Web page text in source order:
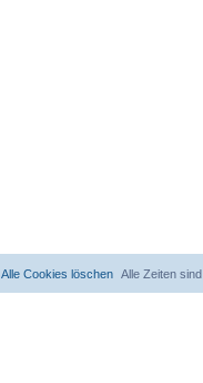
Alle Zeiten sind
Alle Cookies löschen